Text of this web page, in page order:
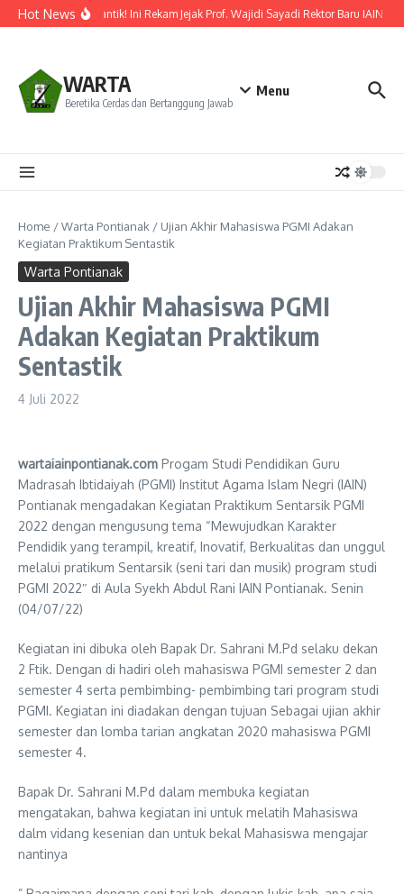
Lewati ke konten
Hot NewsResmi Dilantik! Ini Rekam Jejak Prof. Wajidi Sayadi Rektor Baru IAIN
WARTA
Beretika Cerdas dan Bertanggung Jawab
Menu
Home /Warta Pontianak / Ujian Akhir Mahasiswa PGMI Adakan
Kegiatan Praktikum Sentastik
Warta Pontianak
Ujian Akhir Mahasiswa PGMI
Adakan Kegiatan Praktikum
Sentastik
4 Juli 2022
wartaiainpontianak.com Progam Studi Pendidikan Guru
Madrasah Ibtidaiyah (PGMI) Institut Agama Islam Negri (IAIN)
Pontianak mengadakan Kegiatan Praktikum Sentarsik PGMI
2022 dengan mengusung tema “Mewujudkan Karakter
Pendidik yang terampil, kreatif, Inovatif, Berkualitas dan unggul
melalui pratikum Sentarsik (seni tari dan musik) program studi
PGMI 2022″ di Aula Syekh Abdul Rani IAIN Pontianak. Senin
(04/07/22)
Kegiatan ini dibuka oleh Bapak Dr. Sahrani M.Pd selaku dekan
2 Ftik. Dengan di hadiri oleh mahasiswa PGMI semester 2 dan
semester 4 serta pembimbing- pembimbing tari program studi
PGMI. Kegiatan ini diadakan dengan tujuan Sebagai ujian akhir
semester dan lomba tarian angkatan 2020 mahasiswa PGMI
semester 4.
Bapak Dr. Sahrani M.Pd dalam membuka kegiatan
mengatakan, bahwa kegiatan ini untuk melatih Mahasiswa
dalm vidang kesenian dan untuk bekal Mahasiswa mengajar
nantinya